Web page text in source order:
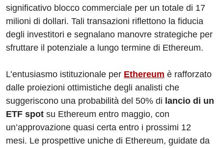
significativo blocco commerciale per un totale di 17
milioni di dollari. Tali transazioni riflettono la fiducia
degli investitori e segnalano manovre strategiche per
sfruttare il potenziale a lungo termine di Ethereum.
L’entusiasmo istituzionale per Ethereum è rafforzato
dalle proiezioni ottimistiche degli analisti che
suggeriscono una probabilità del 50% di lancio di un
ETF spot su Ethereum entro maggio, con
un’approvazione quasi certa entro i prossimi 12
mesi. Le prospettive uniche di Ethereum, guidate da